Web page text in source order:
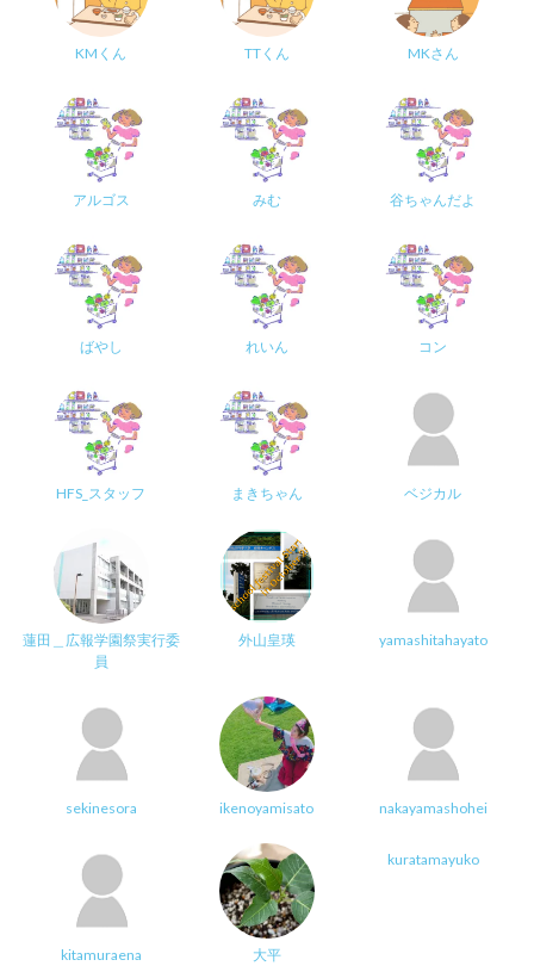
KMくん TTくん MKさん
アルゴス みむ 谷ちゃんだよ
ばやし れいん コン
HFS_スタッフ まきちゃん ベジカル
蓮田＿広報学園祭実行委
員
外山皇瑛 yamashitahayato
sekinesora ikenoyamisato nakayamashohei
kitamuraena 大平
kuratamayuko